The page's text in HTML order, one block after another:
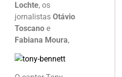
Lochte, os
jornalistas Otávio
Toscano e
Fabiana Moura,